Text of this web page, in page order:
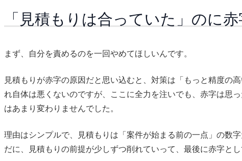
「見積もりは合っていた」のに
まず、自分を責めるのを一回やめてほしいんです。
見積もりが赤字の原因だと思い込むと、対策は「もっと精度の
れ自体は悪くないのですが、ここに全力を注いでも、赤字は思
はあまり変わりませんでした。
理由はシンプルで、見積もりは「案件が始まる前の一点」の数
だに、見積もりの前提が少しずつ削れていって、最後に赤字と